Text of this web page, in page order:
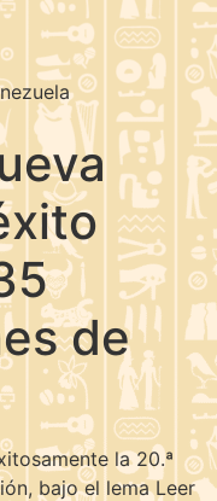
de
la 20.ª
bajo el lema Leer